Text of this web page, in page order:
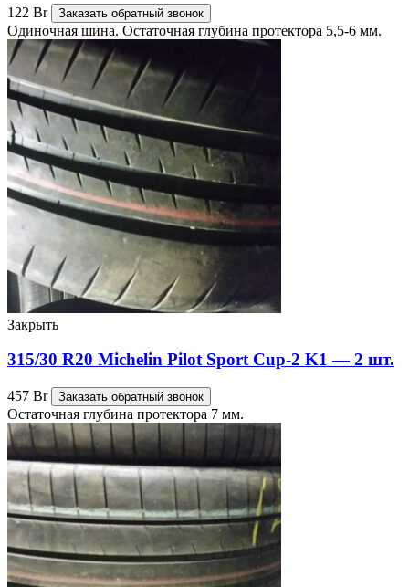
122 Br Заказать обратный звонок
Одиночная шина. Остаточная глубина протектора 5,5-6 мм.
Закрыть
315/30 R20 Michelin Pilot Sport Cup-2 K1 — 2 шт.
457 Br Заказать обратный звонок
Остаточная глубина протектора 7 мм.